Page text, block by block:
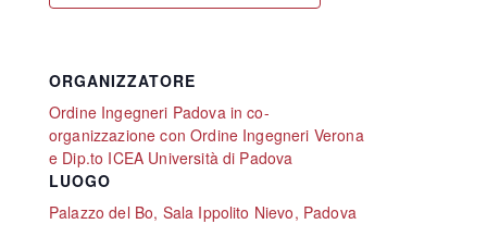
LUOGO
Palazzo del Bo, Sala Ippolito Nievo, Padova
ORGANIZZATORE
Ordine Ingegneri Padova in co-
organizzazione con Ordine Ingegneri Verona
e Dip.to ICEA Università di Padova